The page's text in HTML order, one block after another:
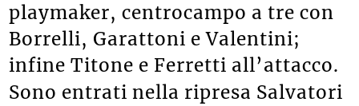
playmaker, centrocampo a tre con
Borrelli, Garattoni e Valentini;
infine Titone e Ferretti all’attacco.
Sono entrati nella ripresa Salvatori